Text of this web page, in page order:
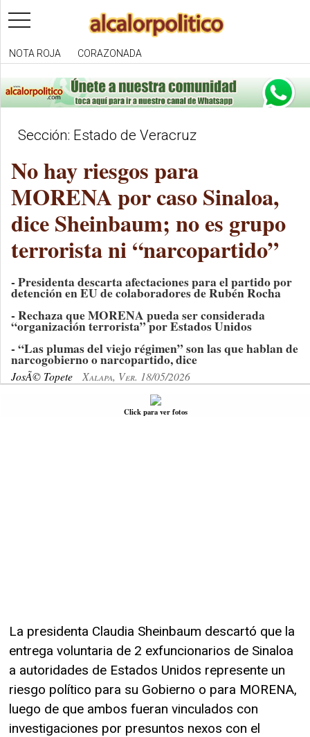
toggle
navigation
NOTA ROJA CORAZONADA
Sección: Estado de Veracruz
No hay riesgos para
MORENA por caso Sinaloa,
dice Sheinbaum; no es grupo
terrorista ni “narcopartido”
- Presidenta descarta afectaciones para el partido por
detención en EU de colaboradores de Rubén Rocha
- Rechaza que MORENA pueda ser considerada
“organización terrorista” por Estados Unidos
- “Las plumas del viejo régimen” son las que hablan de
narcogobierno o narcopartido, dice
JosÃ© Topete Xalapa, Ver. 18/05/2026
Click para ver fotos
La presidenta Claudia Sheinbaum descartó que la
entrega voluntaria de 2 exfuncionarios de Sinaloa
a autoridades de Estados Unidos represente un
riesgo político para su Gobierno o para MORENA,
luego de que ambos fueran vinculados con
investigaciones por presuntos nexos con el